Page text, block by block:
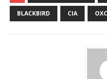
BLACKBIRD CIA